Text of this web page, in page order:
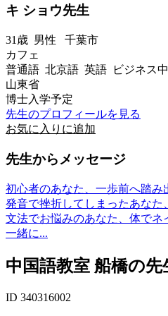
キ ショウ先生
31歳 男性 千葉市
カフェ
普通語 北京語 英語 ビジネス
山東省
博士入学予定
先生のプロフィールを見る
お気に入りに追加
先生からメッセージ
初心者のあなた、一歩前へ踏み
発音で挫折してしまったあなた
文法でお悩みのあなた、体でネ
一緒に...
中国語教室 船橋の先
ID 340316002